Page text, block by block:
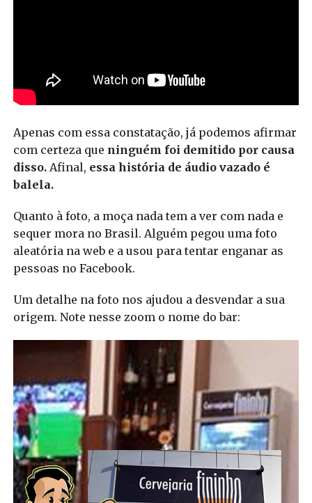
Apenas com essa constatação, já podemos afirmar
com certeza que ninguém foi demitido por causa
disso.Afinal, essa história de áudio vazado é
balela.
Quanto à foto, a moça nada tem a ver com nada e
sequer mora no Brasil. Alguém pegou uma foto
aleatória na web e a usou para tentar enganar as
pessoas no Facebook.
Um detalhe na foto nos ajudou a desvendar a sua
origem. Note nesse zoom o nome do bar: